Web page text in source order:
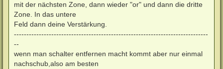
mit der nächsten Zone, dann wieder "or" und dann die dritte
Zone. In das untere
Feld dann deine Verstärkung.
------------------------------------------------------------------------------
--
wenn man schalter entfernen macht kommt aber nur einmal
nachschub,also am besten